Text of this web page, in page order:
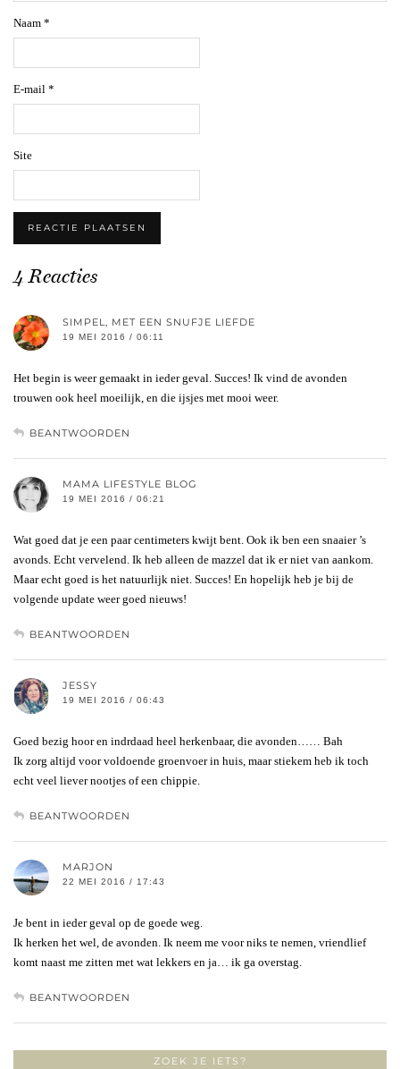
Naam *
E-mail *
Site
4 Reacties
SIMPEL, MET EEN SNUFJE LIEFDE
19 MEI 2016 / 06:11
Het begin is weer gemaakt in ieder geval. Succes! Ik vind de avonden
trouwen ook heel moeilijk, en die ijsjes met mooi weer.
BEANTWOORDEN
MAMA LIFESTYLE BLOG
19 MEI 2016 / 06:21
Wat goed dat je een paar centimeters kwijt bent. Ook ik ben een snaaier ’s
avonds. Echt vervelend. Ik heb alleen de mazzel dat ik er niet van aankom.
Maar echt goed is het natuurlijk niet. Succes! En hopelijk heb je bij de
volgende update weer goed nieuws!
BEANTWOORDEN
JESSY
19 MEI 2016 / 06:43
Goed bezig hoor en indrdaad heel herkenbaar, die avonden…… Bah
Ik zorg altijd voor voldoende groenvoer in huis, maar stiekem heb ik toch
echt veel liever nootjes of een chippie.
BEANTWOORDEN
MARJON
22 MEI 2016 / 17:43
Je bent in ieder geval op de goede weg.
Ik herken het wel, de avonden. Ik neem me voor niks te nemen, vriendlief
komt naast me zitten met wat lekkers en ja… ik ga overstag.
BEANTWOORDEN
ZOEK JE IETS?